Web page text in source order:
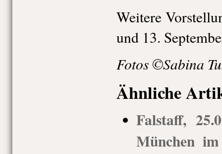
Weitere
und 13.
Fotos ©Sabina
Ähnliche
Falstaff,
München